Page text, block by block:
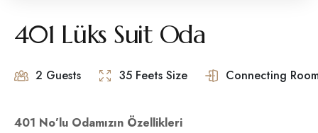
401 Lüks Suit Oda
2 Guests 35 Feets Size Connecting
401 No’lu Odamızın Özellikleri